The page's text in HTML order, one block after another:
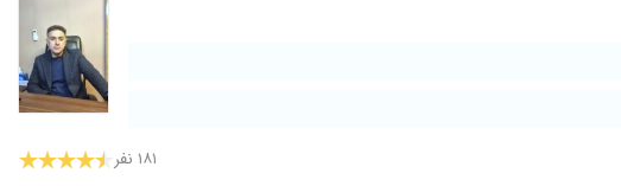
۱۸۱ نفر